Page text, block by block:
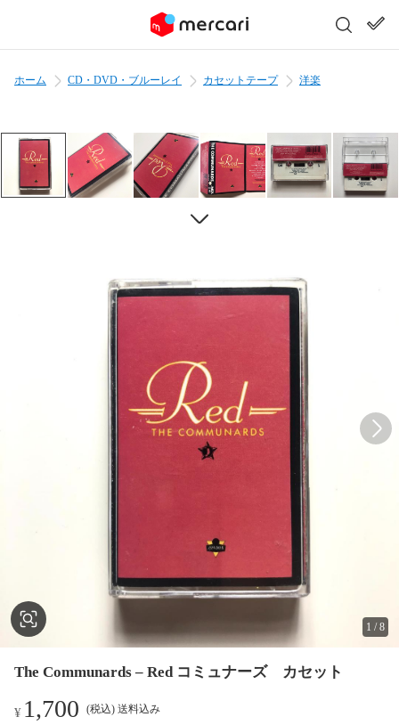
ホーム CD・DVD・ブルーレイ カセットテープ 洋楽
1 /8
The Communards – Red コミュナーズ カセット
¥ 1,700 (税込) 送料込み